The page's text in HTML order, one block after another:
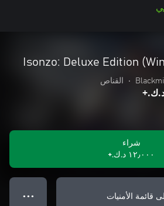
Isonzo: Deluxe Edition
• القناص
شراء
١٢٫٠٠٠ د.ك.‏+
قائمة الأمنيات ● ● ●